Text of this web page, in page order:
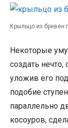
Крыльцо из бревен
Некоторые
создать
уложив его
подобие
параллельно
косоуров,